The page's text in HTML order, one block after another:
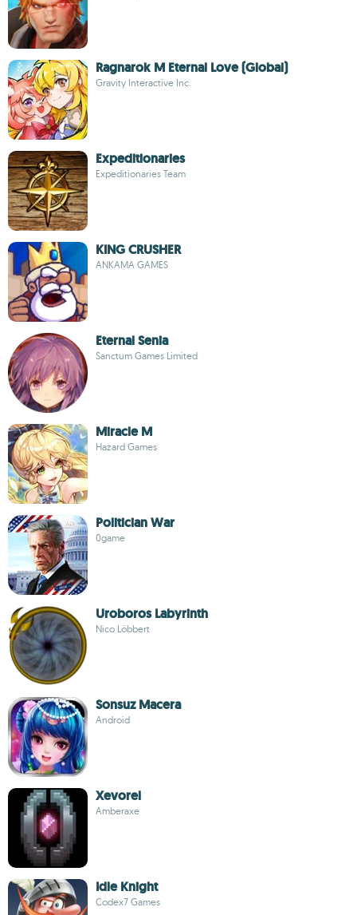
Ragnarok M Eternal Love (Global)
Gravity Interactive Inc.
Expeditionaries
Expeditionaries Team
KING CRUSHER
ANKAMA GAMES
Eternal Senia
Sanctum Games Limited
Miracle M
Hazard Games
Politician War
0game
Uroboros Labyrinth
Nico Löbbert
Sonsuz Macera
Android
Xevorel
Amberaxe
Idle Knight
Codex7 Games